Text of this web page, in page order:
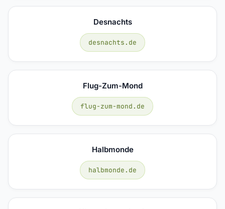
Desnachts
desnachts.de
Flug-Zum-Mond
flug-zum-mond.de
Halbmonde
halbmonde.de